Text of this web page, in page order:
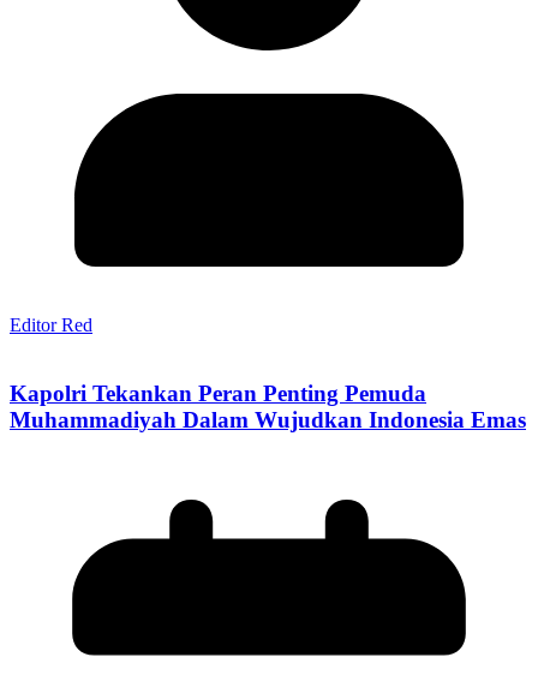
Editor Red
Kapolri Tekankan Peran Penting Pemuda
Muhammadiyah Dalam Wujudkan Indonesia Emas